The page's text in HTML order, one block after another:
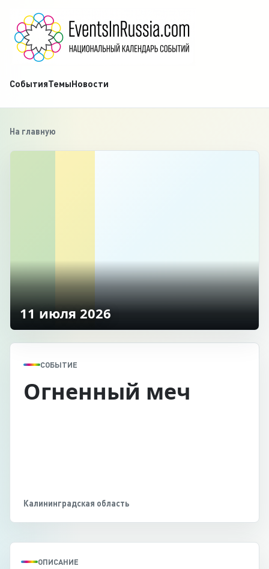
СобытияТемыНовости
На главную
11 июля 2026
СОБЫТИЕ
Огненный меч
Калининградская область
ОПИСАНИЕ